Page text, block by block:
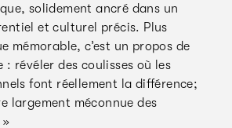
solidement ancré dans un
et culturel précis. Plus
mémorable, c’est un propos de
: révéler des coulisses où les
font réellement la différence;
largement méconnue des